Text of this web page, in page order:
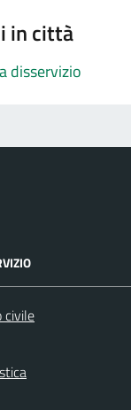
in città
disservizio
civile